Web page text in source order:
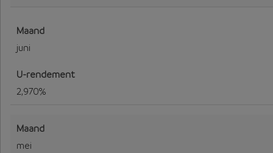
juni
2,970%
mei